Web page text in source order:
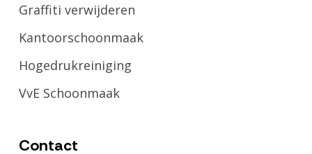
Graffiti verwijderen
Kantoorschoonmaak
Hogedrukreiniging
VvE Schoonmaak
Contact